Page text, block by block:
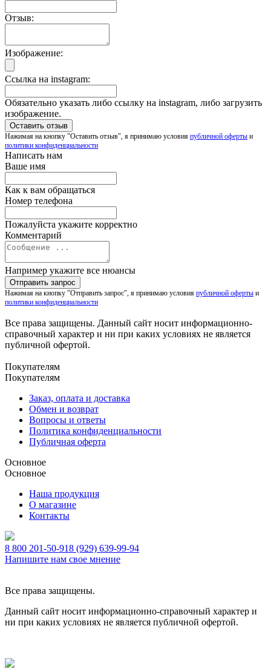
Отзыв:
Изображение:
Ссылка на instagram:
Обязательно указать либо ссылку на instagram, либо загрузить
изображение.
Нажимая на кнопку "Оставить отзыв", я принимаю условия публичной оферты и
политики конфиденциальности
Написать нам
Ваше имя
Как к вам обращаться
Номер телефона
Пожалуйста укажите корректно
Комментарий
Например укажите все нюансы
Нажимая на кнопку "Отправить запрос", я принимаю условия публичной оферты и
политики конфиденциальности
Все права защищены. Данный сайт носит информационно-
справочный характер и ни при каких условиях не является
публичной офертой.
Покупателям
Покупателям
Заказ, оплата и доставка
Обмен и возврат
Вопросы и ответы
Политика конфиденциальности
Публичная оферта
Основное
Основное
Наша продукция
О магазине
Контакты
8 800 201-50-918 (929) 639-99-94
Напишите нам свое мнение
Все права защищены.
Данный сайт носит информационно-справочный характер и
ни при каких условиях не является публичной офертой.